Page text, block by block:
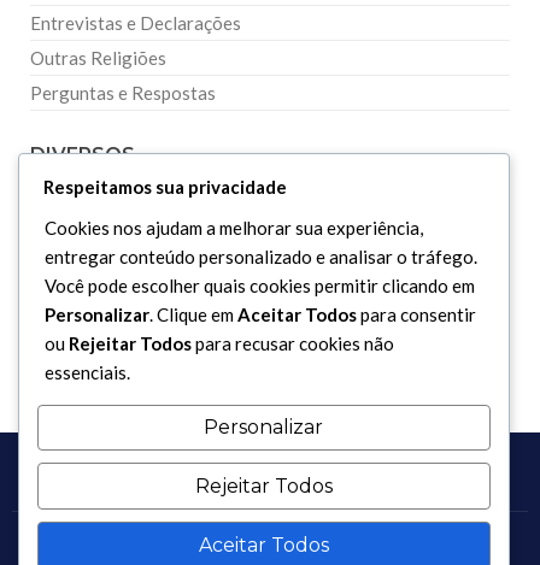
Entrevistas e Declarações
Outras Religiões
Perguntas e Respostas
DIVERSOS
Curiosidades
Dicionário Islâmico
Downloads
Copyright 2017 - 2026 / Todos os direitos reservados.
Respeitamos sua privacidade
Cookies nos ajudam a melhorar sua experiência,
entregar conteúdo personalizado e analisar o tráfego.
Você pode escolher quais cookies permitir clicando em
Personalizar. Clique emAceitar Todospara consentir
ou Rejeitar Todospara recusar cookies não
essenciais.
Personalizar
Rejeitar Todos
Aceitar Todos